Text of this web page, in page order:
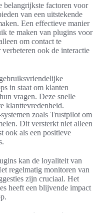
belangrijkste factoren voor
van een uitstekende
Een effectieve manier
te maken van plugins voor
om contact te
ook de interactie
in staat om klanten
vragen. Deze snelle
klanttevredenheid.
zoals Trustpilot om
Dit versterkt niet alleen
ook als een positieve
kan de loyaliteit van
regelmatig monitoren van
zijn cruciaal. Het
heeft een blijvende impact